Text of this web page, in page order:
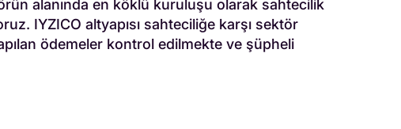
alanında en köklü kuruluşu olarak sahtecilik
IYZICO altyapısı sahteciliğe karşı sektör
ödemeler kontrol edilmekte ve şüpheli